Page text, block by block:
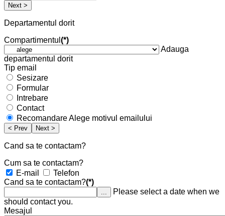
Next >
Departamentul dorit
Compartimentul (*)
Adauga
departamentul dorit
Tip email
Sesizare
Formular
Intrebare
Contact
RecomandareAlege motivul emailului
< Prev Next >
Cand sa te contactam?
Cum sa te contactam?
E-mail
Telefon
Cand sa te contactam?(*)
...
Please select a date when we
should contact you.
Mesajul